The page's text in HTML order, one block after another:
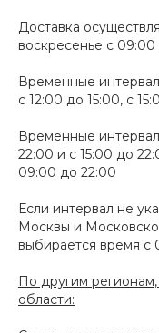
Доставка
воскресенье с 09:00
Временные
с 12:00 до 15:00, с
Временные
22:00 и с 15:00 до
09:00 до 22:00
Если интервал не
Москвы и
выбирается время с
По другим
области: